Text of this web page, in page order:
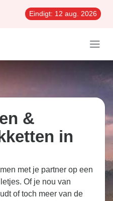
Eindigt: 12 aug. 2026
&
in
met je partner op een
Of je nou van
of toch meer van de